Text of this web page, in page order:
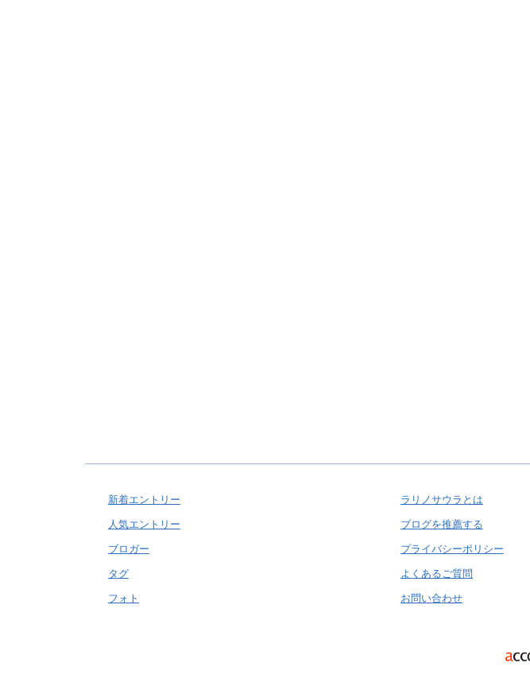
新着エントリー
人気エントリー
ブロガー
タグ
フォト
ラリノサウラとは
ブログを推薦する
プライバシーポリシー
よくあるご質問
お問い合わせ